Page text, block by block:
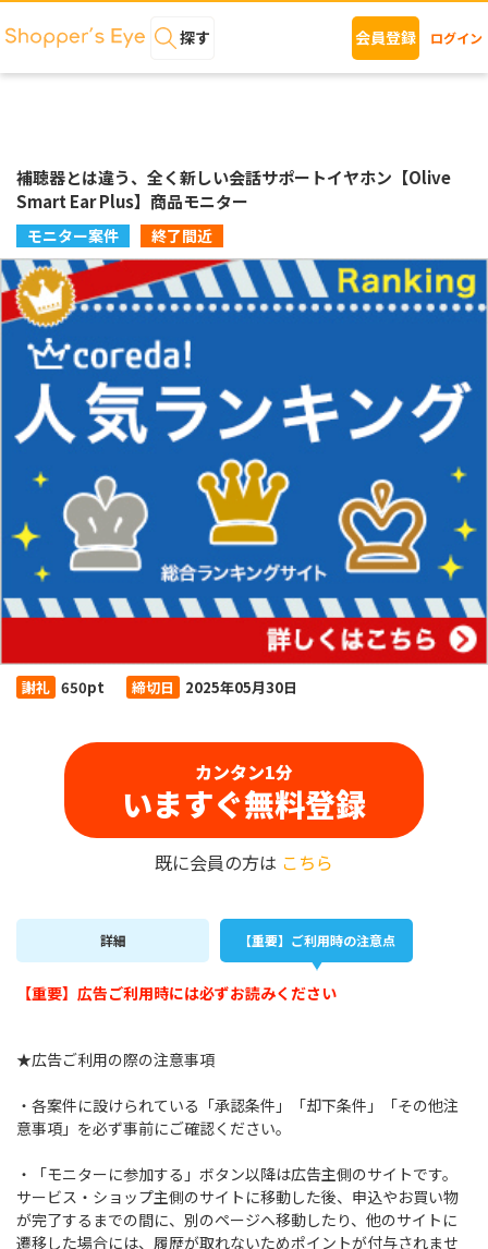
探す 会員登録 ログイン
補聴器とは違う、全く新しい会話サポートイヤホン【Olive
Smart Ear Plus】商品モニター
モニター案件 終了間近
謝礼 650pt 締切日 2025年05月30日
カンタン1分
いますぐ無料登録
既に会員の方は こちら
詳細 【重要】ご利用時の注意点
【重要】広告ご利用時には必ずお読みください
★広告ご利用の際の注意事項
・各案件に設けられている「承認条件」「却下条件」「その他注
意事項」を必ず事前にご確認ください。
・「モニターに参加する」ボタン以降は広告主側のサイトです。
サービス・ショップ主側のサイトに移動した後、申込やお買い物
が完了するまでの間に、別のページへ移動したり、他のサイトに
遷移した場合には、履歴が取れないためポイントが付与されませ